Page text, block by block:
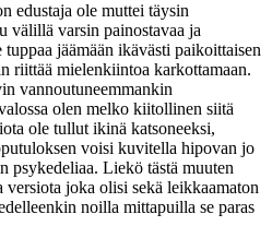
edustaja ole muttei täysin
välillä varsin painostavaa ja
jäämään ikävästi paikoittaisen
riittää mielenkiintoa karkottamaan.
vannoutuneemmankin
olen melko kiitollinen siitä
ole tullut ikinä katsoneeksi,
voisi kuvitella hipovan jo
psykedeliaa. Liekö tästä muuten
joka olisi sekä leikkaamaton
noilla mittapuilla se paras